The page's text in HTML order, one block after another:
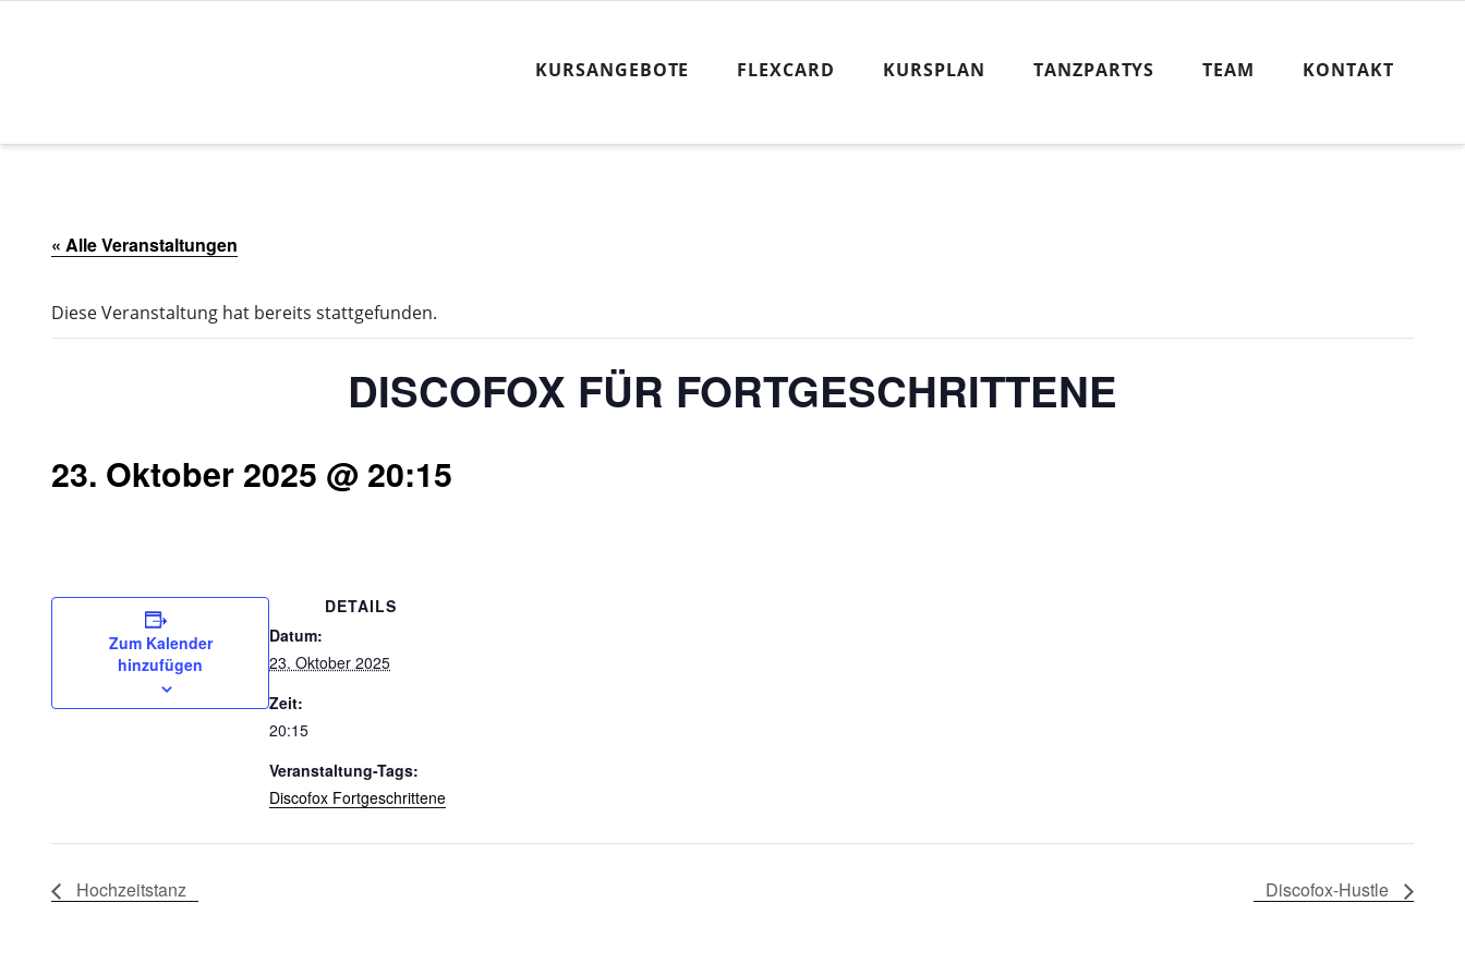
KURSANGEBOTE FLEXCARD KURSPLAN TANZPARTYS TEAM KONTAKT
« Alle Veranstaltungen
Diese Veranstaltung hat bereits stattgefunden.
DISCOFOX FÜR FORTGESCHRITTENE
23. Oktober 2025 @ 20:15
Zum Kalender
hinzufügen
DETAILS
Datum:
23. Oktober 2025
Zeit:
20:15
Veranstaltung-Tags:
Discofox Fortgeschrittene
Hochzeitstanz Discofox-Hustle